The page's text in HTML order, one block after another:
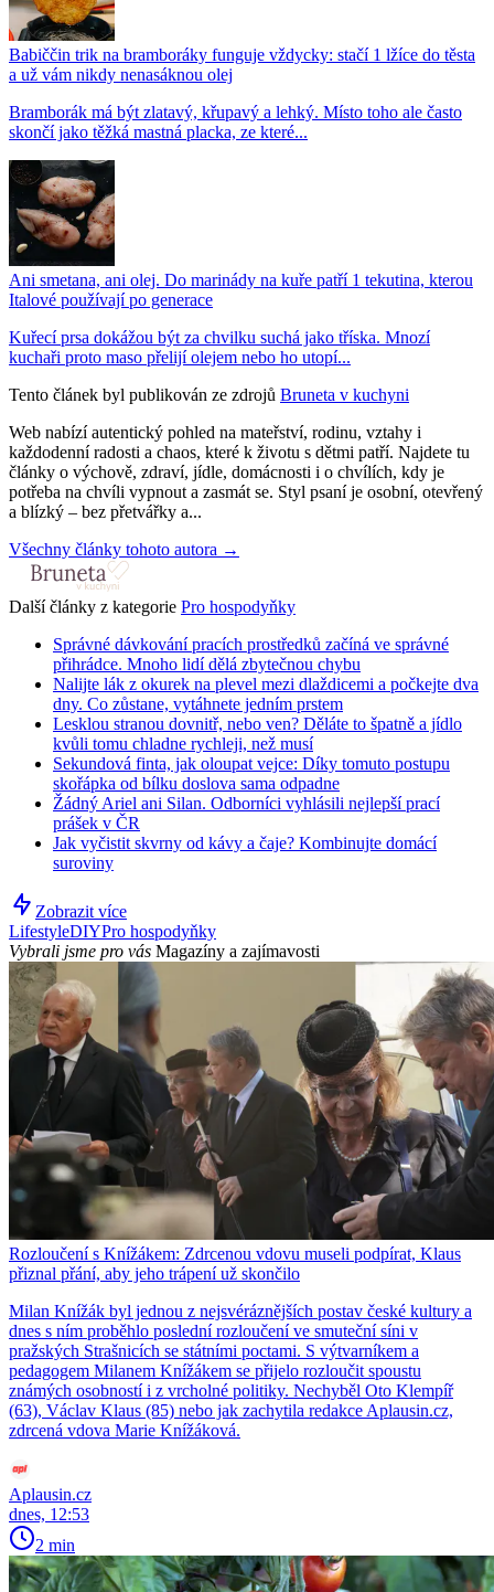
Babiččin trik na bramboráky funguje vždycky: stačí 1 lžíce do těsta
a už vám nikdy nenasáknou olej
Bramborák má být zlatavý, křupavý a lehký. Místo toho ale často
skončí jako těžká mastná placka, ze které...
Ani smetana, ani olej. Do marinády na kuře patří 1 tekutina, kterou
Italové používají po generace
Kuřecí prsa dokážou být za chvilku suchá jako tříska. Mnozí
kuchaři proto maso přelijí olejem nebo ho utopí...
Tento článek byl publikován ze zdrojů Bruneta v kuchyni
Web nabízí autentický pohled na mateřství, rodinu, vztahy i
každodenní radosti a chaos, které k životu s dětmi patří. Najdete tu
články o výchově, zdraví, jídle, domácnosti i o chvílích, kdy je
potřeba na chvíli vypnout a zasmát se. Styl psaní je osobní, otevřený
a blízký – bez přetvářky a...
Všechny články tohoto autora →
Další články z kategorie Pro hospodyňky
Správné dávkování pracích prostředků začíná ve správné
přihrádce. Mnoho lidí dělá zbytečnou chybu
Nalijte lák z okurek na plevel mezi dlaždicemi a počkejte dva
dny. Co zůstane, vytáhnete jedním prstem
Lesklou stranou dovnitř, nebo ven? Děláte to špatně a jídlo
kvůli tomu chladne rychleji, než musí
Sekundová finta, jak oloupat vejce: Díky tomuto postupu
skořápka od bílku doslova sama odpadne
Žádný Ariel ani Silan. Odborníci vyhlásili nejlepší prací
prášek v ČR
Jak vyčistit skvrny od kávy a čaje? Kombinujte domácí
suroviny
Zobrazit více
LifestyleDIYPro hospodyňky
Vybrali jsme pro vás Magazíny a zajímavosti
Rozloučení s Knížákem: Zdrcenou vdovu museli podpírat, Klaus
přiznal přání, aby jeho trápení už skončilo
Milan Knížák byl jednou z nejsvéráznějších postav české kultury a
dnes s ním proběhlo poslední rozloučení ve smuteční síni v
pražských Strašnicích se státními poctami. S výtvarníkem a
pedagogem Milanem Knížákem se přijelo rozloučit spoustu
známých osobností i z vrcholné politiky. Nechyběl Oto Klempíř
(63), Václav Klaus (85) nebo jak zachytila redakce Aplausin.cz,
zdrcená vdova Marie Knížáková.
Aplausin.cz
dnes, 12:53
2 min